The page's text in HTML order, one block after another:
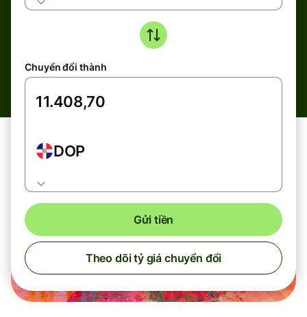
Chuyển đổi thành
DOP
Gửi tiền
Theo dõi tỷ giá chuyển đổi